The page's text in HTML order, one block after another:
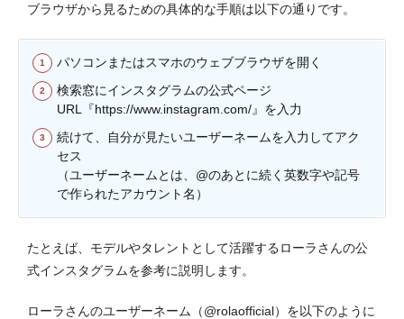
ブラウザから見るための具体的な手順は以下の通りです。
パソコンまたはスマホのウェブブラウザを開く
検索窓にインスタグラムの公式ページ
URL『https://www.instagram.com/』を入力
続けて、自分が見たいユーザーネームを入力してアク
セス
（ユーザーネームとは、@のあとに続く英数字や記号
で作られたアカウント名）
たとえば、モデルやタレントとして活躍するローラさんの公
式インスタグラムを参考に説明します。
ローラさんのユーザーネーム（@rolaofficial）を以下のように